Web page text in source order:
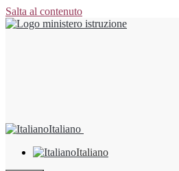
Salta al contenuto
Italiano
Italiano